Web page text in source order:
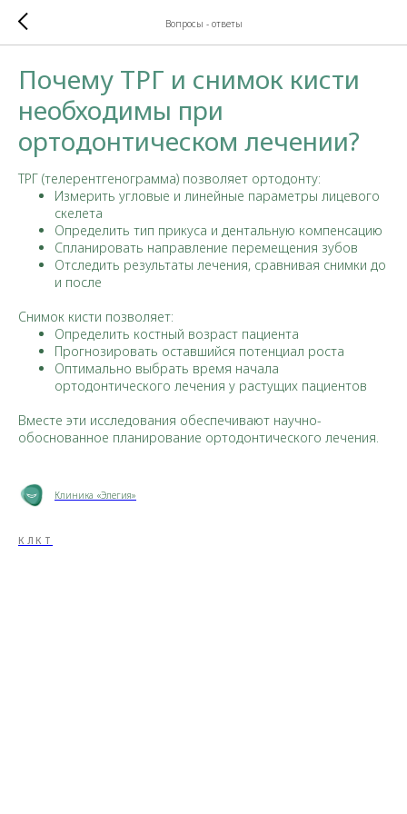
Вопросы - ответы
Почему ТРГ и снимок кисти
необходимы при
ортодонтическом лечении?
ТРГ (телерентгенограмма) позволяет ортодонту:
Измерить угловые и линейные параметры лицевого
скелета
Определить тип прикуса и дентальную компенсацию
Спланировать направление перемещения зубов
Отследить результаты лечения, сравнивая снимки до
и после
Снимок кисти позволяет:
Определить костный возраст пациента
Прогнозировать оставшийся потенциал роста
Оптимально выбрать время начала
ортодонтического лечения у растущих пациентов
Вместе эти исследования обеспечивают научно-
обоснованное планирование ортодонтического лечения.
Клиника «Элегия»
КЛКТ